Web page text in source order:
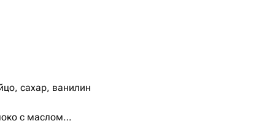
сахар, ванилин
с маслом